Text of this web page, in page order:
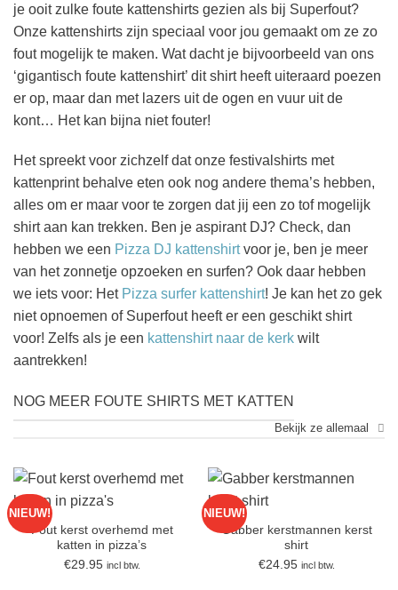
je ooit zulke foute kattenshirts gezien als bij Superfout?
Onze kattenshirts zijn speciaal voor jou gemaakt om ze zo
fout mogelijk te maken. Wat dacht je bijvoorbeeld van ons
‘gigantisch foute kattenshirt’ dit shirt heeft uiteraard poezen
er op, maar dan met lazers uit de ogen en vuur uit de
kont… Het kan bijna niet fouter!
Het spreekt voor zichzelf dat onze festivalshirts met
kattenprint behalve eten ook nog andere thema’s hebben,
alles om er maar voor te zorgen dat jij een zo tof mogelijk
shirt aan kan trekken. Ben je aspirant DJ? Check, dan
hebben we een Pizza DJ kattenshirtvoor je, ben je meer
van het zonnetje opzoeken en surfen? Ook daar hebben
we iets voor: Het Pizza surfer kattenshirt! Je kan het zo gek
niet opnoemen of Superfout heeft er een geschikt shirt
voor! Zelfs als je een kattenshirt naar de kerk wilt
aantrekken!
NOG MEER FOUTE SHIRTS MET KATTEN
Bekijk ze allemaal
NIEUW!
Fout kerst overhemd met
katten in pizza’s
€29.95 incl btw.
NIEUW!
Gabber kerstmannen kerst
shirt
€24.95 incl btw.